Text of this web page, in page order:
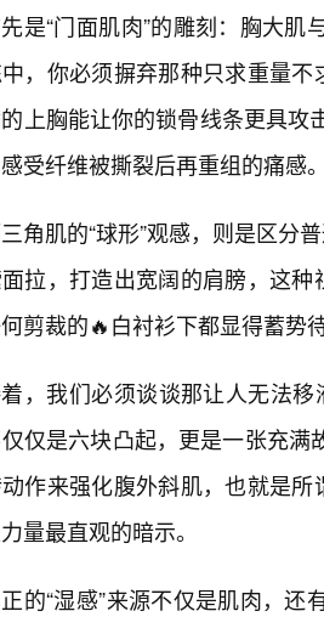
是“门面肌肉”的雕刻：胸大
，你必须摒弃那种只求重量
上胸能让你的锁骨线条更具
受纤维被撕裂后再重组的痛感
角肌的“球形”观感，则是区分
拉，打造出宽阔的肩膀，这
剪裁的🔥白衬衫下都显得蓄势
，我们必须谈谈那让人无法移
仅是六块凸起，更是一张充
作来强化腹外斜肌，也就是
量最直观的暗示。
的“湿感”来源不仅是肌肉，